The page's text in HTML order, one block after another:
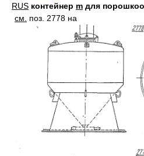
RUS контейнер m для
см. поз. 2778 на